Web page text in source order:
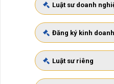
Luật sư doanh
Đăng ký kinh doanh
Luật sư riêng